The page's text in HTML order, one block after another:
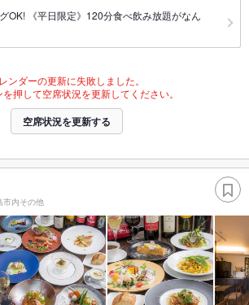
OK! 《平日限定》120分食べ飲み放題がなん
ンダーの更新に失敗しました。
押して空席状況を更新してください。
空席状況を更新する
市内その他